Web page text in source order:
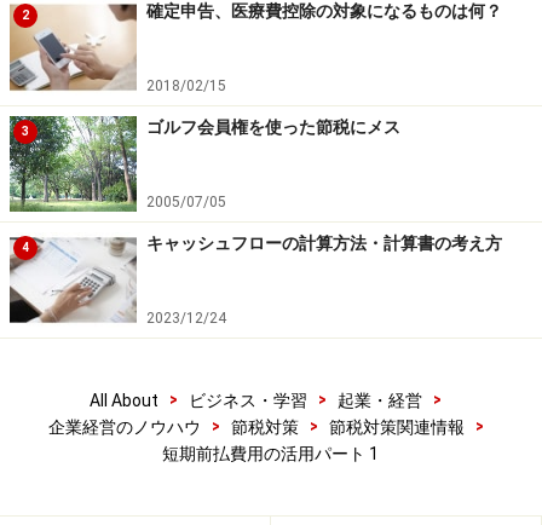
2 確定申告、医療費控除の対象になるものは何？
2018/02/15
3 ゴルフ会員権を使った節税にメス
2005/07/05
4 キャッシュフローの計算方法・計算書の考え方
2023/12/24
All About > ビジネス・学習 > 起業・経営
>
企業経営のノウハウ
> 節税対策 > 節税対策関連情報
>
短期前払費用の活用パート 1